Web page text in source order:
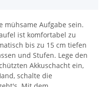
mühsame Aufgabe sein.
ist komfortabel zu
bis zu 15 cm tiefen
und Stufen. Lege den
Akkuschacht ein,
schalte die